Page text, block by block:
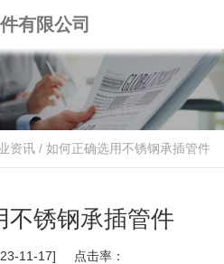
有限公司
资讯 / 如何正确选用不锈钢承插管件
不锈钢承插管件
11-17] 点击率：